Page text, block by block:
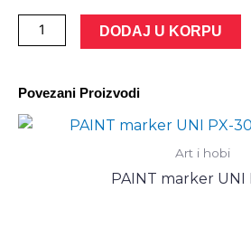
PIN
MARKER
UNI
CRNI
DODAJ U KORPU
Povezani Proizvodi
Art i hobi
PAINT marker UNI